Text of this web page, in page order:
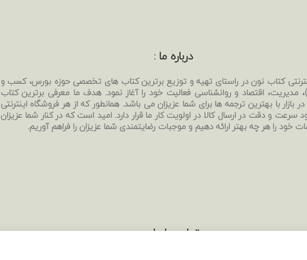
درباره ما :
کتاب نون در راستای تهیه و توزیع برترین کتاب های تخصصی حوزه بورس، کسب و
مدیریت، اقتصاد و روانشناسی فعالیت خود را آغاز نمود. هدف ما معرفی برترین کتاب
بازار با بهترین ترجمه ها برای شما عزیزان می باشد. همانطور که از هر فروشگاه اینترنتی
سرعت و دقت در ارسال کالا در اولویت کار ما قرار دارد. امید است که در کنار شما عزیزان
خود را هر چه بهتر ارائه دهیم و موجبات رضایتمندی شما عزیزان را فراهم آوریم.
تماس با ما :